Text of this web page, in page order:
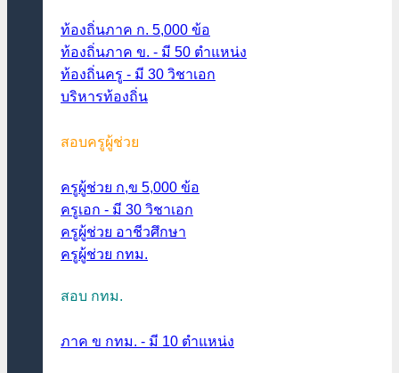
ท้องถิ่นภาค ก. 5,000 ข้อ
ท้องถิ่นภาค ข. - มี 50 ตำแหน่ง
ท้องถิ่นครู - มี 30 วิชาเอก
บริหารท้องถิ่น
สอบครูผู้ช่วย
ครูผู้ช่วย ก,ข 5,000 ข้อ
ครูเอก - มี 30 วิชาเอก
ครูผู้ช่วย อาชีวศึกษา
ครูผู้ช่วย กทม.
สอบ กทม.
ภาค ข กทม. - มี 10 ตำแหน่ง